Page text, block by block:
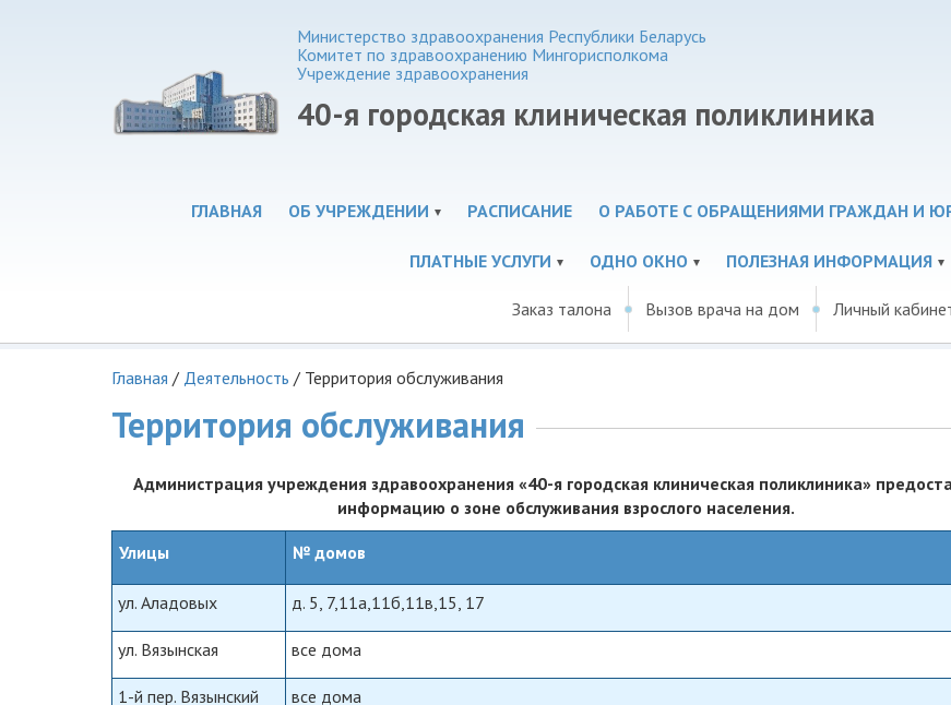
Министерство здравоохранения Республики Беларусь
Комитет по здравоохранению Мингорисполкома
Учреждение здравоохранения
40-я городская клиническая поликлиника
ГЛАВНАЯ ОБ УЧРЕЖДЕНИИ РАСПИСАНИЕ О РАБОТЕ С ОБРАЩЕНИЯМИ ГРАЖДАН И
ПЛАТНЫЕ УСЛУГИ ОДНО ОКНО ПОЛЕЗНАЯ ИНФОРМАЦИЯ
Заказ талона Вызов врача на дом Личный
Главная / Деятельность / Территория обслуживания
Территория обслуживания
Администрация учреждения здравоохранения «40-я городская клиническая поликлиника»
информацию о зоне обслуживания взрослого населения.
Улицы № домов
ул. Аладовых д. 5, 7,11а,11б,11в,15, 17
ул. Вязынская все дома
1-й пер. Вязынский все дома